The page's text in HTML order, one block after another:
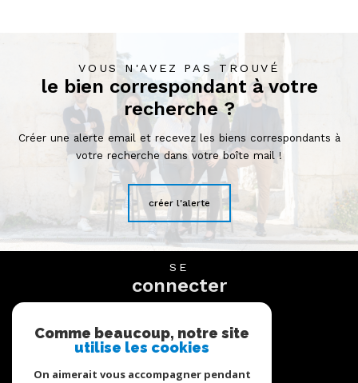
VOUS N'AVEZ PAS TROUVÉ
le bien correspondant à votre
recherche ?
Créer une alerte email et recevez les biens correspondants à
votre recherche dans votre boîte mail !
créer l'alerte
SE
connecter
NOUS
suivre
Comme beaucoup, notre site
utilise les cookies
On aimerait vous accompagner pendant